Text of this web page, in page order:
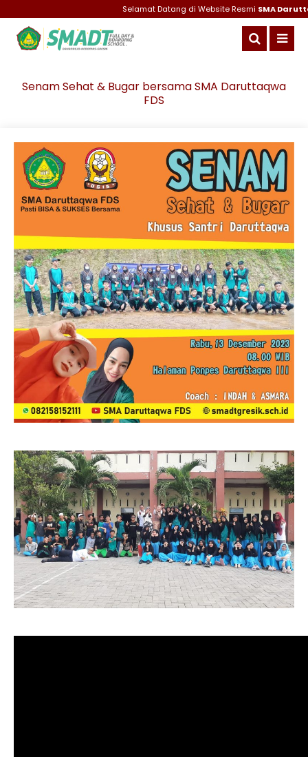
Selamat Datang di Website ResmiSMA
Senam Sehat & Bugar bersama SMA Daruttaqwa
FDS